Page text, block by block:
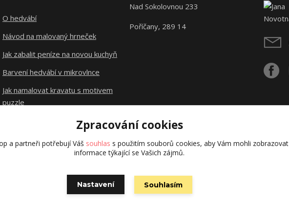
O hedvábí
Návod na malovaný hrneček
Jak zabalit peníze na novou kuchyň
Barvení hedvábí v mikrovlnce
Jak namalovat kravatu s motivem
puzzle
Nad Sokolovnou 233
Poříčany, 289 14
Původní stránky
Vytvořeno na
Zpracování cookies
a partneři potřebují Váš souhlas s použitím souborů cookies, aby Vám mohli zobrazovat
informace týkající se Vašich zájmů.
Nastavení Souhlasím